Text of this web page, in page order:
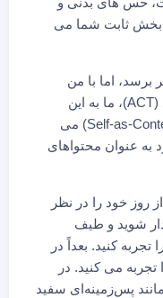
بخش ثابت شما می
اما با من
همراه باشید. در درمان پذیرش و تعهد (ACT)، ما به این
مفهوم تجربه خود به عنوان زمینه (Self-as-Context) می
به عنوان محتواهای
روز خود را در نظر
شوید و طیف
کنید. بعداً در
می کنید. در
پس‌زمینه‌ای سفید